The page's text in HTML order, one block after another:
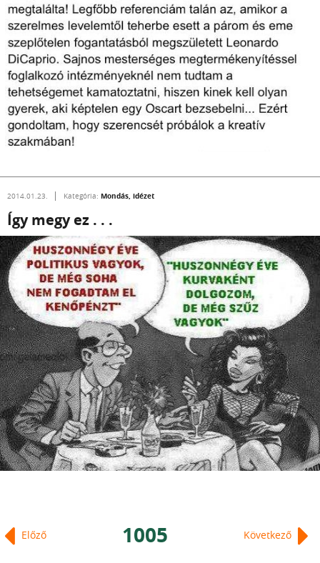
2014.01.23. Kategória: Mondás, idézet
Így megy ez . . .
Előző Következő
1005